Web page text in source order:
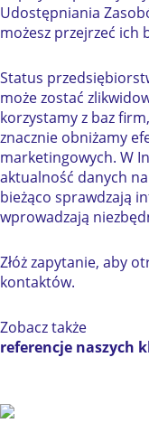
Udostępniania
możesz przejrzeć
Status
może zostać
korzystamy z baz
znacznie obniżamy
marketingowych. W
aktualność danych
bieżąco sprawdzają
wprowadzają
Złóż zapytanie, aby
kontaktów.
Zobacz także
referencje naszych